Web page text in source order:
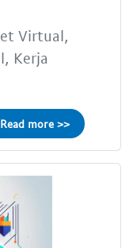
Virtual,
Kerja
Read more >>